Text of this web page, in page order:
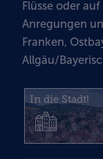
Flüsse oder
Anregungen
Franken,
Allgäu/
In die Stadt!